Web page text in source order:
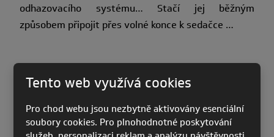
odhazovacího systému… Stačí jej běžným
způsobem připojit přes volné konce k sedačce …
vrchlíkem?
To stejné, co je nutno udělat při otevření běžného
záložního padáku. Stáhnout hlavní padák do klína a
Tento web využívá cookies
Pro chod webu jsou nezbytně aktivovány esenciální
soubory cookies. Pro plnohodnotné poskytování